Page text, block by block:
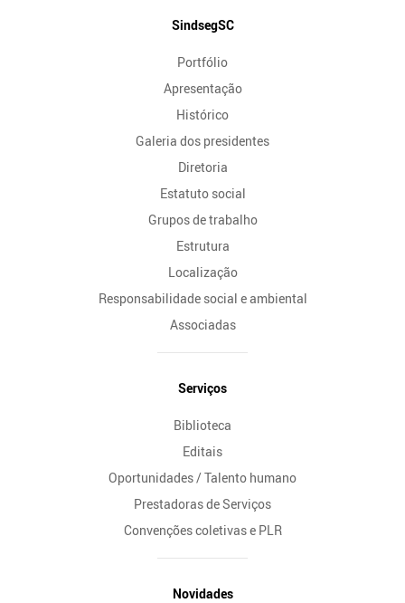
SindsegSC
Portfólio
Apresentação
Histórico
Galeria dos presidentes
Diretoria
Estatuto social
Grupos de trabalho
Estrutura
Localização
Responsabilidade social e ambiental
Associadas
Serviços
Biblioteca
Editais
Oportunidades / Talento humano
Prestadoras de Serviços
Convenções coletivas e PLR
Novidades